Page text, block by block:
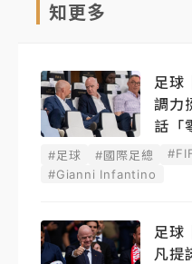
知更多
足球
調力
話「
#足球 #國際足總
#Gianni Infantino
足球
凡提